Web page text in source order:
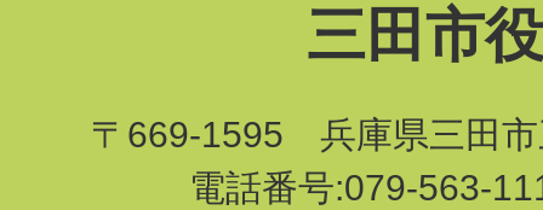
三田市
〒669-1595 兵庫県三田市
電話番号:079-563-